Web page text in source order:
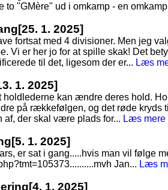
"GMère" ud i omkamp - en
[25. 1. 2025]
fortsat med 4 divisioner. Men jeg
Vi er her jo for at spille skak! Det
til det, ligesom der er... Læs
1. 2025]
holdlederne kan ændre deres hold.
på rækkefølgen, og det røde kryds
af, der skal være plads for... Læs mere
[5. 1. 2025]
er sat i gang.....hvis man vil følge
Jan... Læs
[4. 1. 2025]